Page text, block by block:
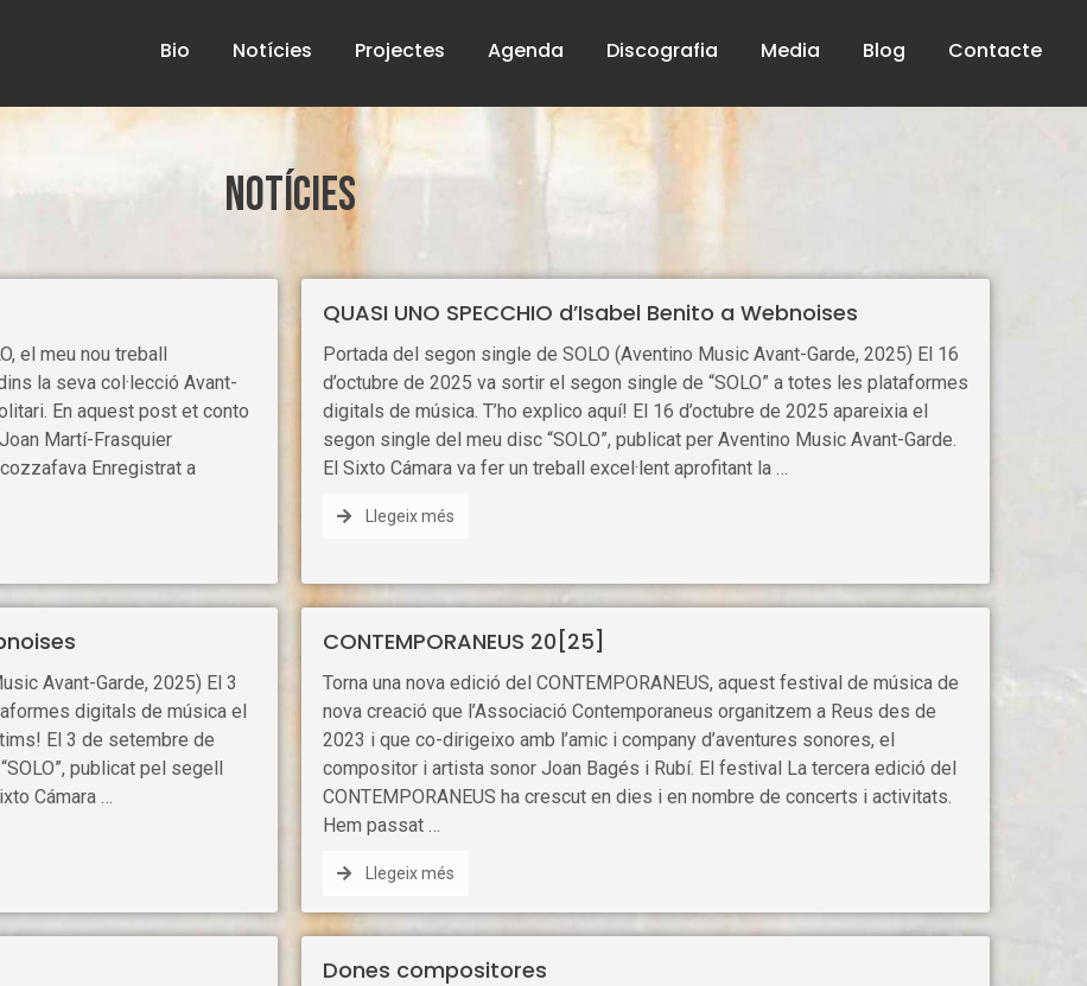
Bio Notícies Projectes Agenda Discografia Media Blog Contacte
Notícies
el meu nou treball
la seva col·lecció Avant-
En aquest post et conto
Martí-Frasquier
Enregistrat a
QUASI UNO SPECCHIO d’Isabel Benito a Webnoises
Portada del segon single de SOLO (Aventino Music Avant-Garde, 2025) El 16
d’octubre de 2025 va sortir el segon single de “SOLO” a totes les plataformes
digitals de música. T’ho explico aquí! El 16 d’octubre de 2025 apareixia el
segon single del meu disc “SOLO”, publicat per Aventino Music Avant-Garde.
El Sixto Cámara va fer un treball excel·lent aprofitant la …
Llegeix més
Avant-Garde, 2025) El 3
digitals de música el
El 3 de setembre de
publicat pel segell
Cámara …
CONTEMPORANEUS 20[25]
Torna una nova edició del CONTEMPORANEUS, aquest festival de música de
nova creació que l’Associació Contemporaneus organitzem a Reus des de
2023 i que co-dirigeixo amb l’amic i company d’aventures sonores, el
compositor i artista sonor Joan Bagés i Rubí. El festival La tercera edició del
CONTEMPORANEUS ha crescut en dies i en nombre de concerts i activitats.
Hem passat …
Llegeix més
Dones compositores